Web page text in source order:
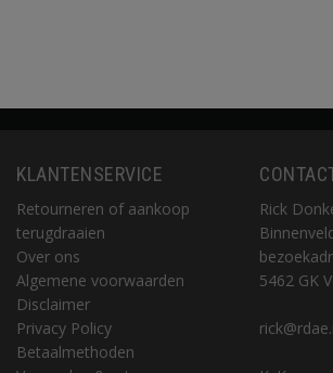
KLANTENSERVICE
Retourneren of aankoop
terugdraaien
Over ons
Algemene voorwaarden
Disclaimer
Privacy Policy
Betaalmethoden
Rick
5462 GK